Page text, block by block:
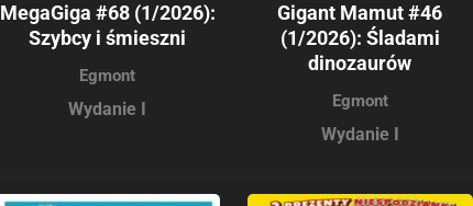
MegaGiga #68 (1/2026):
Szybcy i śmieszni
Egmont
Wydanie I
Gigant Mamut #46
(1/2026): Śladami
dinozaurów
Egmont
Wydanie I